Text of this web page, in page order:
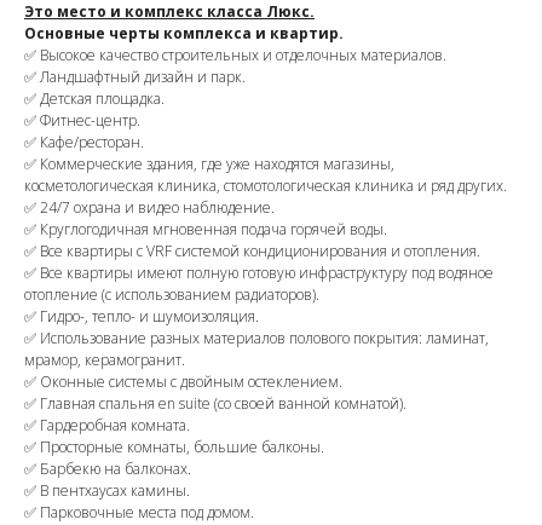
Это место и комплекс класса Люкс.
Основные черты комплекса и квартир.
✅ Высокое качество строительных и отделочных материалов.
✅ Ландшафтный дизайн и парк.
✅ Детская площадка.
✅ Фитнес-центр.
✅ Кафе/ресторан.
✅ Коммерческие здания, где уже находятся магазины,
косметологическая клиника, стомотологическая клиника и ряд других.
✅ 24/7 охрана и видео наблюдение.
✅ Круглогодичная мгновенная подача горячей воды.
✅ Все квартиры с VRF системой кондиционирования и отопления.
✅ Все квартиры имеют полную готовую инфраструктуру под водяное
отопление (с использованием радиаторов).
✅ Гидро-, тепло- и шумоизоляция.
✅ Использование разных материалов полового покрытия: ламинат,
мрамор, керамогранит.
✅ Оконные системы с двойным остеклением.
✅ Главная спальня en suite (со своей ванной комнатой).
✅ Гардеробная комната.
✅ Просторные комнаты, большие балконы.
✅ Барбекю на балконах.
✅ В пентхаусах камины.
✅ Парковочные места под домом.